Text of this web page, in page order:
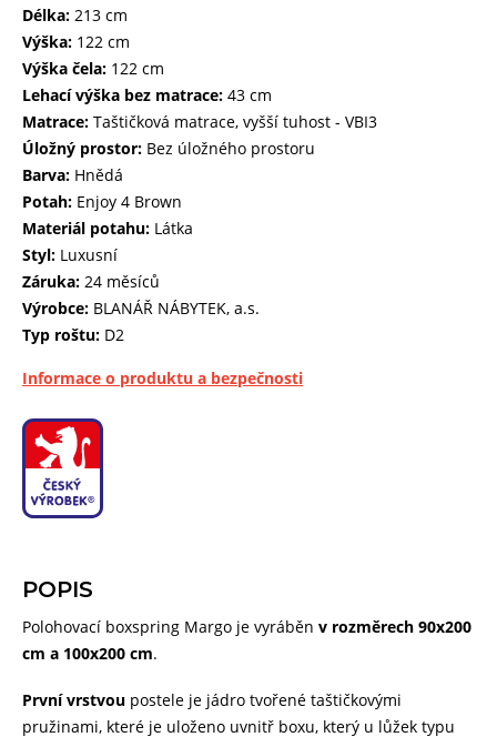
POPIS
Polohovací boxspring Margo je vyráběn v rozměrech 90x200
cm a 100x200 cm.
První vrstvou postele je jádro tvořené taštičkovými
pružinami, které je uloženo uvnitř boxu, který u lůžek typu
Délka: 213 cm
Výška: 122 cm
Výška čela: 122 cm
Lehací výška bez matrace: 43 cm
Matrace: Taštičková matrace, vyšší tuhost - VBI3
Úložný prostor: Bez úložného prostoru
Barva: Hnědá
Potah: Enjoy 4 Brown
Materiál potahu: Látka
Styl: Luxusní
Záruka: 24 měsíců
Výrobce: BLANÁŘ NÁBYTEK, a.s.
Typ roštu: D2
Informace o produktu a bezpečnosti